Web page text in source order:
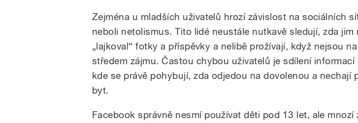
Zejména u mladších uživatelů hrozí závislost na sociálních
neboli netolismus. Tito lidé neustále nutkavě sledují, zda jim
„lajkoval“ fotky a příspěvky a nelibě prožívají, když nejsou
středem zájmu. Častou chybou uživatelů je sdílení informací
kde se právě pohybují, zda odjedou na dovolenou a nechají
byt.
Facebook správně nesmí používat děti pod 13 let, ale mnozí